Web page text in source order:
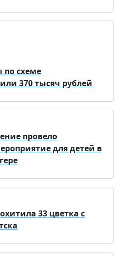
схеме
370 тысяч рублей
провело
для детей в
33 цветка с